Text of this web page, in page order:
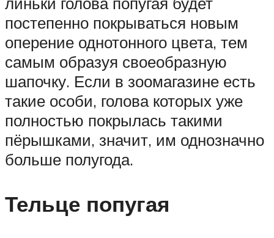
постепенно покрываться новым
оперение однотонного цвета, тем
самым образуя своеобразную
шапочку. Если в зоомагазине есть
такие особи, голова которых уже
полностью покрылась такими
пёрышками, значит, им однозначно
больше полугода.
Тельце попугая